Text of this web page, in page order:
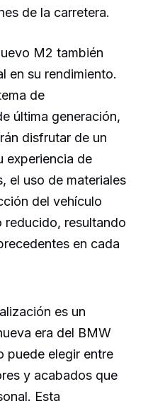
de la carretera.
M2 también
en su rendimiento.
de
última generación,
disfrutar de un
experiencia de
el uso de materiales
del vehículo
reducido, resultando
en cada
es un
era del BMW
puede elegir entre
y acabados que
Esta